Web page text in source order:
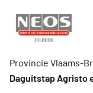
Provincie Vlaams-
Daguitstap Agristo